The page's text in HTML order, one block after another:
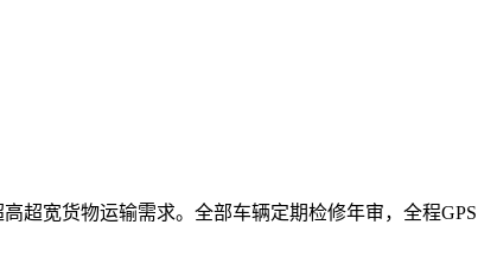
超宽货物运输需求。全部车辆定期检修年审，全程GPS